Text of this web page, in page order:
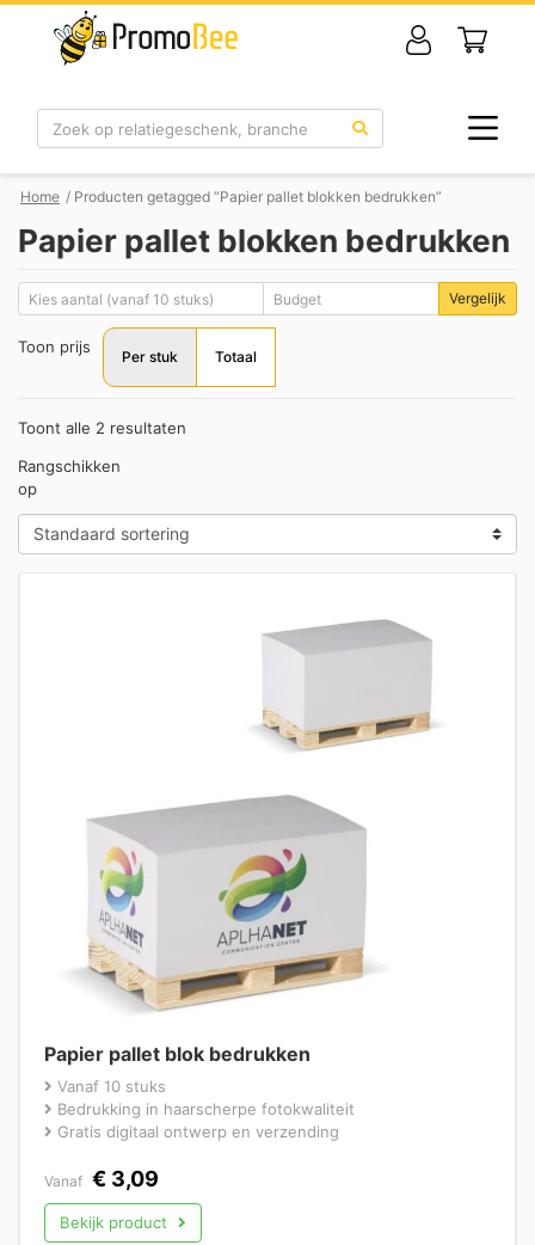
Zoek
Home / Producten getagged “Papier pallet blokken bedrukken”
Papier pallet blokken bedrukken
Vergelijk
Toon prijs
Per stuk Totaal
Toont alle 2 resultaten
Rangschikken
op
Papier pallet blok bedrukken
Vanaf 10 stuks
Bedrukking in haarscherpe fotokwaliteit
Gratis digitaal ontwerp en verzending
Vanaf € 3,09
Bekijk product